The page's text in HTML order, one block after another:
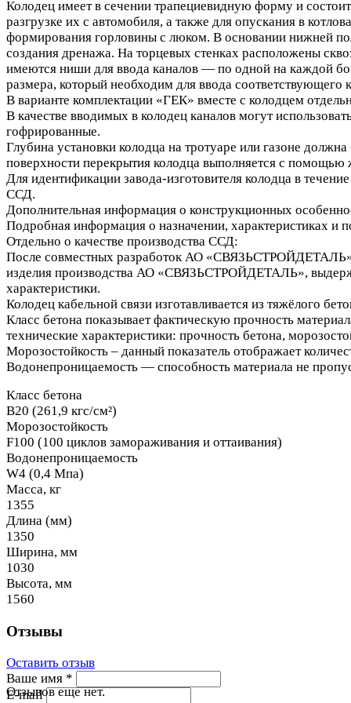
Колодец имеет в сечении трапециевидную форму и
разгрузке их с автомобиля, а также для опускания в
формирования горловины с люком. В основании нижней
создания дренажа. На торцевых стенках расположены
имеются ниши для ввода каналов — по одной на каждой
размера, который необходим для ввода соответствующего
В варианте комплектации «ГЕК» вместе с колодцем
В качестве вводимых в колодец каналов могут
гофрированные.
Глубина установки колодца на тротуаре или газоне
поверхности перекрытия колодца выполняется с
Для идентификации завода-изготовителя колодца в
ССД.
Дополнительная информация о конструкционных
Подробная информация о назначении, характеристиках
Отдельно о качестве производства ССД:
После совместных разработок АО «СВЯЗЬСТРОЙДЕТАЛЬ»
изделия производства АО «СВЯЗЬСТРОЙДЕТАЛЬ»,
характеристики.
Колодец кабельной связи изготавливается из тяжёлого
Класс бетона показывает фактическую прочность
технические характеристики: прочность бетона,
Морозостойкость – данный показатель отображает
Водонепроницаемость — способность материала не
Класс бетона
В20 (261,9 кгс/см²)
Морозостойкость
F100 (100 циклов замораживания и оттаивания)
Водонепроницаемость
W4 (0,4 Мпа)
Масса, кг
1355
Длина (мм)
1350
Ширина, мм
1030
Высота, мм
1560
Отзывы
Оставить отзыв
Ваше имя *
E-mail
Отзывов еще нет.